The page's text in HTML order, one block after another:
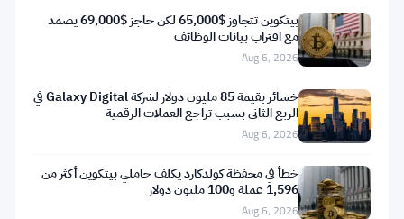
ولا
يخفون
ذلك.
كلا
الرجلين
لديهما
بيتكوين تتجاوز $65,000 لكن حاجز $69,000 يصمد
مع اقتراب بيانات الوظائف
Aug 6, 2026
خسائر بقيمة 85 مليون دولار لشركة Galaxy Digital في
الربع الثاني بسبب تراجع العملات الرقمية
Aug 6, 2026
خطأ في محفظة كولدكارد يكلف حاملي بيتكوين أكثر من
1,596 عملة و100 مليون دولار
Aug 6, 2026